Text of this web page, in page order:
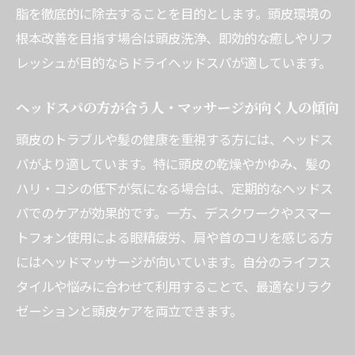
脂を徹底的に除去することを目的とします。頭皮環境の
根本改善を目指す場合は頭皮洗浄、即効的な癒しやリフ
レッシュが目的ならドライヘッドスパが適しています。
ヘッドスパの方が合う人・マッサージが向く人の傾向
頭皮のトラブルや髪の健康を重視する方には、ヘッドス
パがより適しています。特に頭皮の乾燥やかゆみ、髪の
ハリ・コシの低下が気になる場合は、定期的なヘッドス
パでのケアが効果的です。一方、デスクワークやスマー
トフォン使用による眼精疲労、肩や首のコリを感じる方
にはヘッドマッサージが向いています。自分のライフス
タイルや悩みに合わせて利用することで、最適なリラク
ゼーションと頭皮ケアを両立できます。